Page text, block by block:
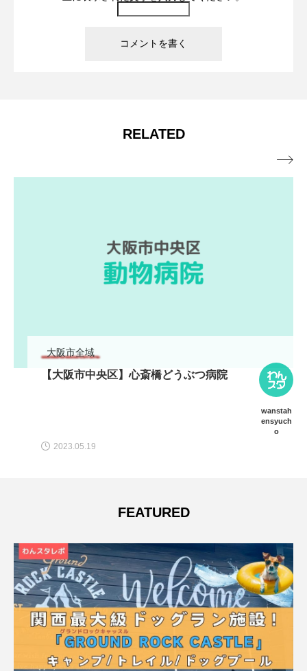
RELATED
大阪市全域
【大阪市中央区】心斎橋どうぶつ病院
wanstah
ensyuch
o
2023.05.19

FEATURED